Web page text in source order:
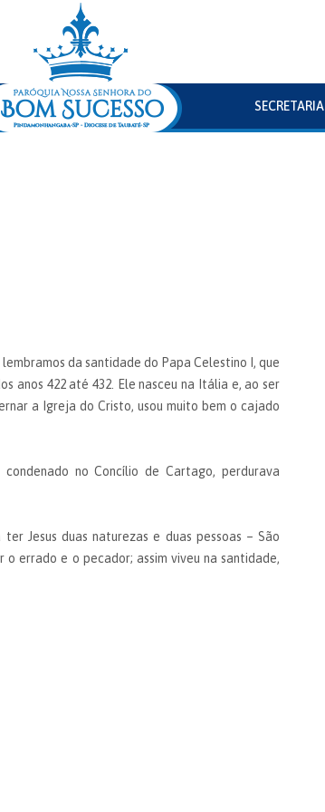
SECRETARIA
da santidade do Papa Celestino I, que
anos 422 até 432. Ele nasceu na Itália e, ao ser
a Igreja do Cristo, usou muito bem o cajado
no Concílio de Cartago, perdurava
Jesus duas naturezas e duas pessoas – São
errado e o pecador; assim viveu na santidade,